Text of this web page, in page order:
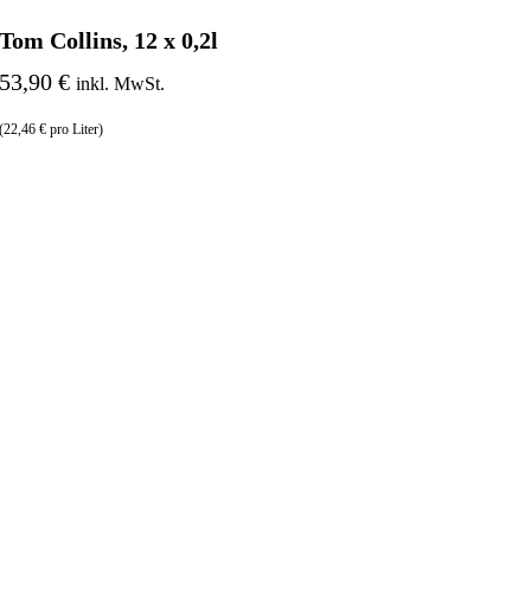
Tom Collins, 12 x 0,2l
53,90 €inkl. MwSt.
(22,46 € pro Liter)